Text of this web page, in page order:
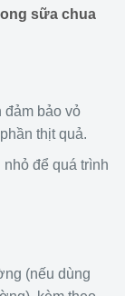
sữa chua
đảm bảo vỏ
thịt quả.
để quá trình
(nếu dùng